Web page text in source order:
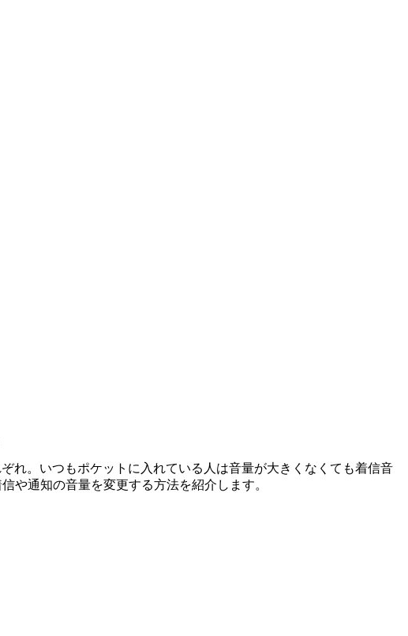
れ。いつもポケットに入れている人は音量が大きくなくても着信音
や通知の音量を変更する方法を紹介します。